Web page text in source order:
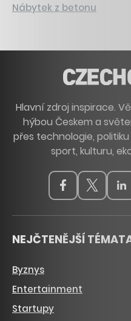
Nábytek z betonu
Hlavní zdroj inspirace.
hýbou Českem a
přes technologie,
sport, kulturu,
NEJČTENĚJŠÍ
Byznys
Entertainment
Startupy